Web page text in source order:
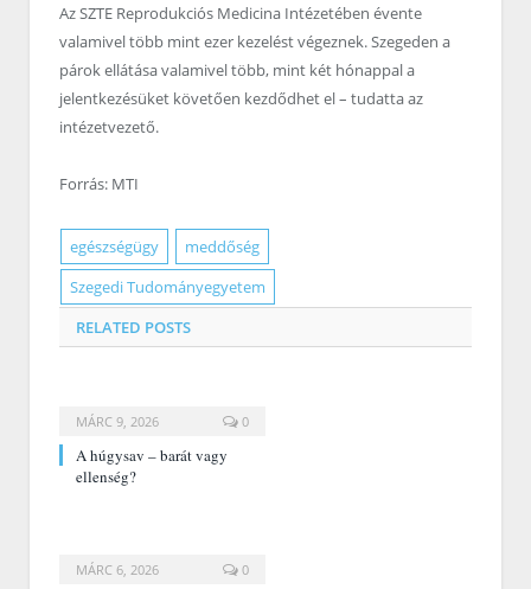
Az SZTE Reprodukciós Medicina Intézetében évente
valamivel több mint ezer kezelést végeznek. Szegeden a
párok ellátása valamivel több, mint két hónappal a
jelentkezésüket követően kezdődhet el – tudatta az
intézetvezető.
Forrás: MTI
egészségügy
meddőség
Szegedi Tudományegyetem
RELATED POSTS
MÁRC 9, 2026 0
A húgysav – barát vagy
ellenség?
MÁRC 6, 2026 0